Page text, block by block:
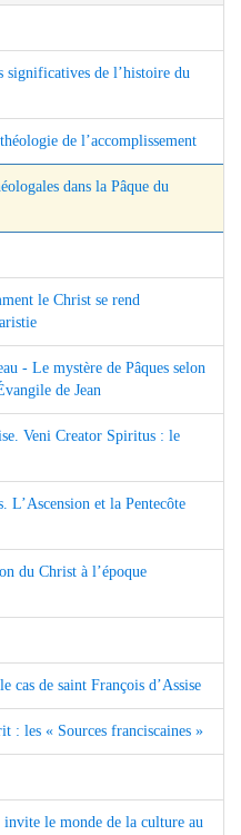
significatives de l’histoire du
de l’accomplissement
dans la Pâque du
le Christ se rend
- Le mystère de Pâques selon
de Jean
Veni Creator Spiritus : le
L’Ascension et la Pentecôte
du Christ à l’époque
cas de saint François d’Assise
: les « Sources franciscaines »
le monde de la culture au